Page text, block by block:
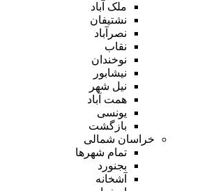
ملک آباد
نشتیفان
نصرآباد
نقاب
نوخندان
نیشابور
نیل شهر
همت آباد
یونسی
بازگشت
خراسان شمالی
تمام شهر‌ها
بجنورد
آشخانه